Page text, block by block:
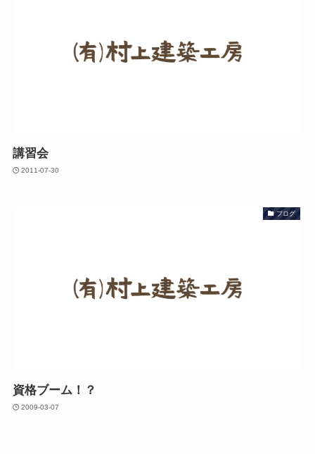
講習会
2011-07-30
ブログ
資格ブーム！？
2009-03-07